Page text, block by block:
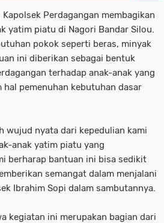
Perdagangan membagikan
yatim piatu di Nagori Bandar Silou.
pokok seperti beras, minyak
ini diberikan sebagai bentuk
terhadap anak-anak yang
pemenuhan kebutuhan dasar
wujud nyata dari kepedulian kami
anak yatim piatu yang
berharap bantuan ini bisa sedikit
semangat dalam menjalani
Ibrahim Sopi dalam sambutannya.
kegiatan ini merupakan bagian dari